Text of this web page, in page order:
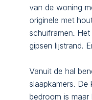
van de woning
originele met
schuiframen.
gipsen lijstrand.
Vanuit de hal
slaapkamers.
bedroom is